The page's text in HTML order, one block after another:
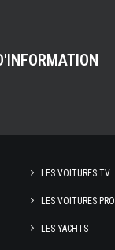
LES VOITURES TV
LES VOITURES PRO
LES YACHTS